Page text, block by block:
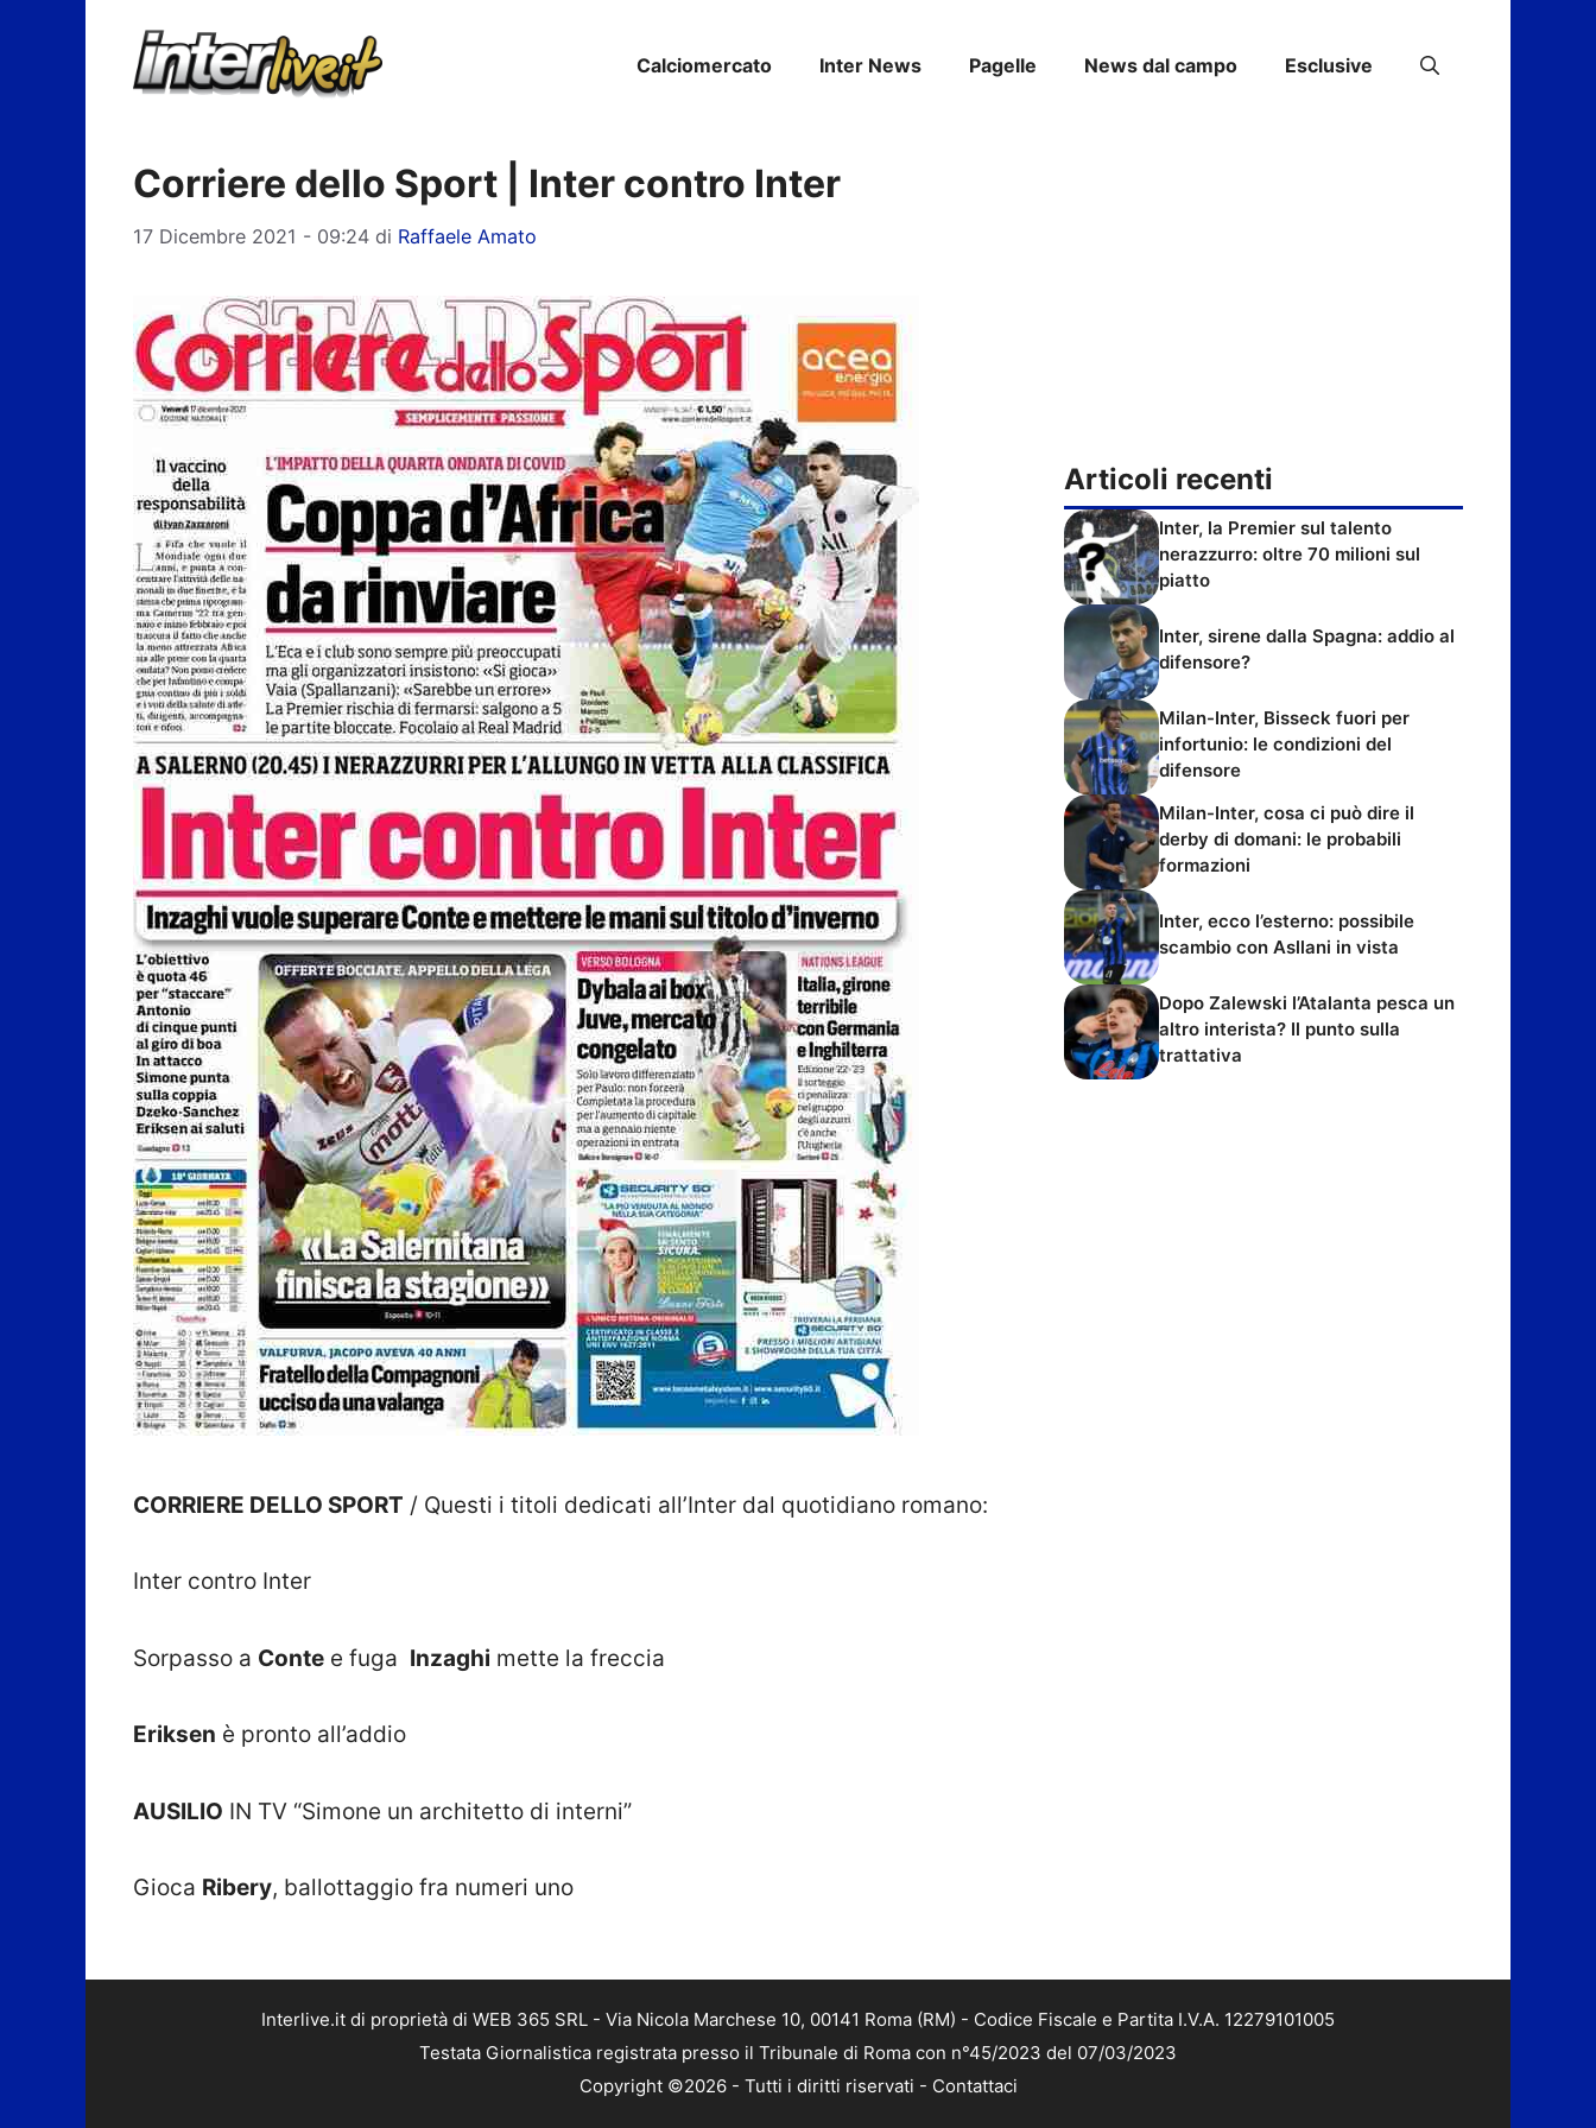
Calciomercato Inter News Pagelle News dal campo Esclusive
Corriere dello Sport | Inter contro Inter
17 Dicembre 2021 - 09:24 di Raffaele Amato
CORRIERE DELLO SPORT / Questi i titoli dedicati all’Inter dal quotidiano romano:
Inter contro Inter
Sorpasso a Conte e fuga Inzaghi mette la freccia
Eriksen è pronto all’addio
AUSILIO IN TV “Simone un architetto di interni”
Gioca Ribery, ballottaggio fra numeri uno
Articoli recenti
Inter, la Premier sul talento
nerazzurro: oltre 70 milioni sul
piatto
Inter, sirene dalla Spagna: addio al
difensore?
Milan-Inter, Bisseck fuori per
infortunio: le condizioni del
difensore
Milan-Inter, cosa ci può dire il
derby di domani: le probabili
formazioni
Inter, ecco l’esterno: possibile
scambio con Asllani in vista
Dopo Zalewski l’Atalanta pesca un
altro interista? Il punto sulla
trattativa
Interlive.it di proprietà di WEB 365 SRL - Via Nicola Marchese 10, 00141 Roma (RM) - Codice Fiscale e Partita I.V.A. 12279101005
Testata Giornalistica registrata presso il Tribunale di Roma con n°45/2023 del 07/03/2023
Copyright ©2026 - Tutti i diritti riservati - Contattaci